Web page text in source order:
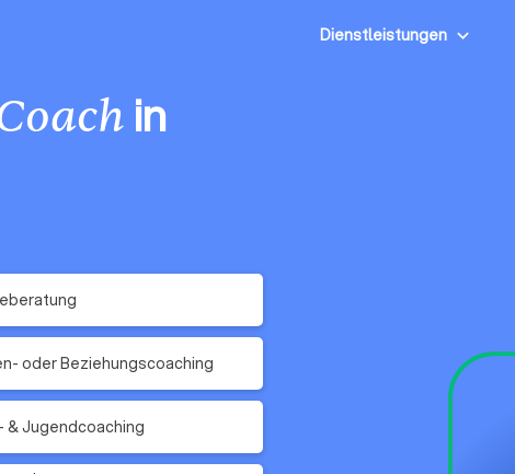
Dienstleistungen
in
oder Beziehungscoaching
& Jugendcoaching